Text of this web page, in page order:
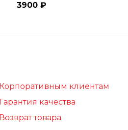
3900 ₽
Корпоративным клиентам
Гарантия качества
Возврат товара